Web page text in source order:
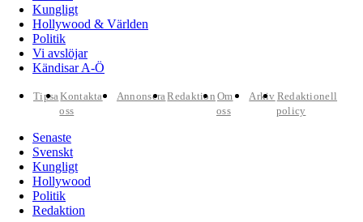
Kungligt
Hollywood & Världen
Politik
Vi avslöjar
Kändisar A-Ö
TipsaKontakta
oss
AnnonseraRedaktion Om
oss
Arkiv Redaktionell
policy
Senaste
Svenskt
Kungligt
Hollywood
Politik
Redaktion